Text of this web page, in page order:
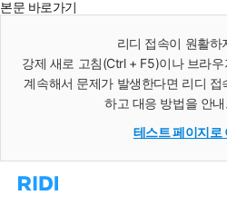
본문 바로가기
리디 접속이 원활하
강제 새로 고침(Ctrl + F5)이나 브라
계속해서 문제가 발생한다면 리디
하고 대응 방법을 안
테스트 페이지로
리